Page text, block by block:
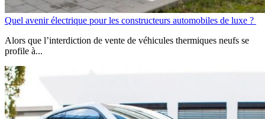
Quel avenir électrique pour les constructeurs automobiles de luxe ?
Alors que l’interdiction de vente de véhicules thermiques neufs se
profile à...